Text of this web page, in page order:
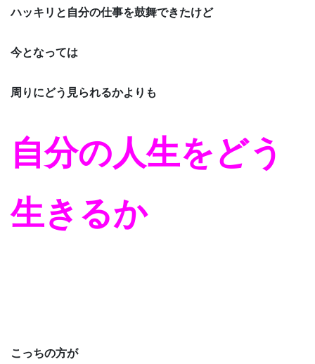
ハッキリと自分の仕事を鼓舞できたけど
今となっては
周りにどう見られるかよりも
自分の人生をどう
生きるか
こっちの方が